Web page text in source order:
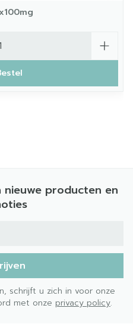
producten en
schrijft u zich in voor onze
met onze privacy policy.